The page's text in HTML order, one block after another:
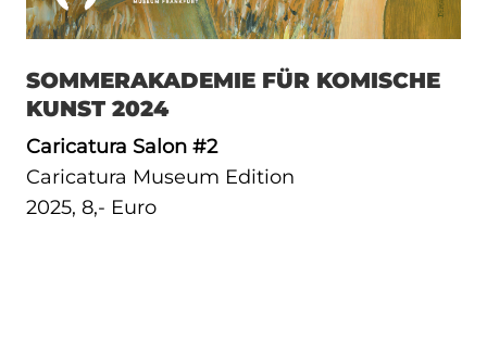
SOMMERAKADEMIE FÜR KOMISCHE
KUNST 2024
Caricatura Salon #2
Caricatura Museum Edition
2025, 8,- Euro